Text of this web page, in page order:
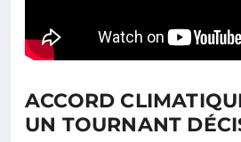
ACCORD
UN TOURNANT